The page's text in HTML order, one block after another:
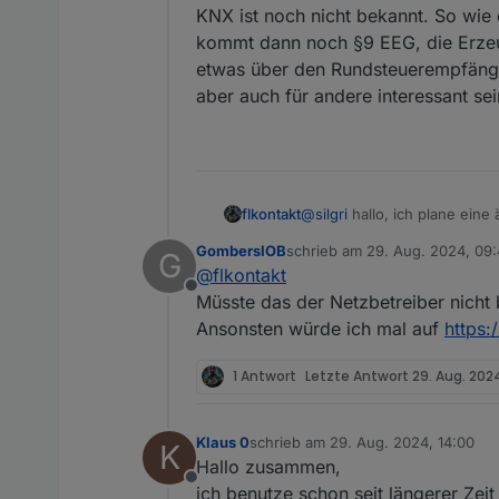
Netzspannung?
Hat das schon jemand
KNX ist noch nicht bekannt. So
kommt dann noch §9 EEG, die
etwas über den
aber auch für andere interessant
flkontakt@silgri hallo, ich plane eine
Verbrauchseinrichtung
Anlage auf den
die nur mit den Schultern.
per EEbus möglich sein,
hier steht in der Doku
G
Offline
GombersIOBschrieb am 29. Aug. 2024,
zuletzt editiert von
@flkontakt
Müsste das der Netzbetreiber nicht
Ansonsten würde ich mal auf
1 Antwort Letzte Antwort 29. Aug.
K
Offline
Klaus 0schrieb am 29. Aug. 2024, 14:00
zuletzt editiert von
Hallo zusammen,
ich benutze schon seit längerer